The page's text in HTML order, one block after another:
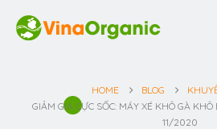
HOME BLOG
GIẢM GIÁ CỰC SỐC: MÁY XÉ KHÔ GÀ
11/2020